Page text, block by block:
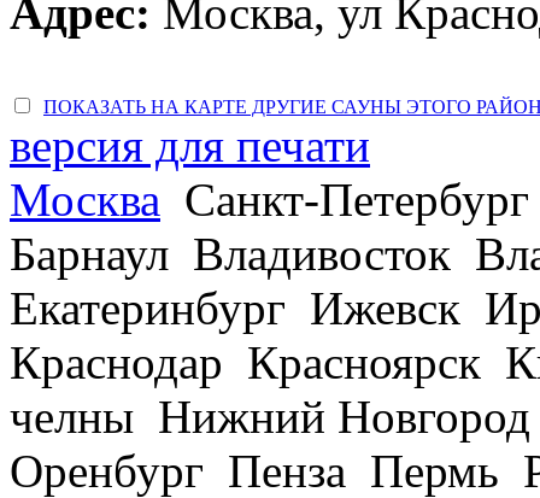
Адрес: Москва, ул
ПОКАЗАТЬ НА КАРТЕ ДРУГИЕ САУНЫ ЭТОГО
версия для печати
Москва Санкт-
Барнаул Владивосток
Екатеринбург Ижевск
Краснодар Красноярск
челны Нижний
Оренбург Пенза Пермь